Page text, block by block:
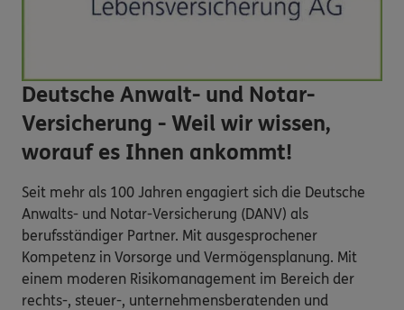
Deutsche Anwalt- und Notar-
Versicherung - Weil wir wissen,
worauf es Ihnen ankommt!
Seit mehr als 100 Jahren engagiert sich die Deutsche
Anwalts- und Notar-Versicherung (DANV) als
berufsständiger Partner. Mit ausgesprochener
Kompetenz in Vorsorge und Vermögensplanung. Mit
einem moderen Risikomanagement im Bereich der
rechts-, steuer-, unternehmensberatenden und